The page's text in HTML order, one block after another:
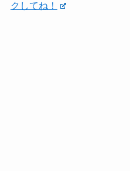
クしてね！